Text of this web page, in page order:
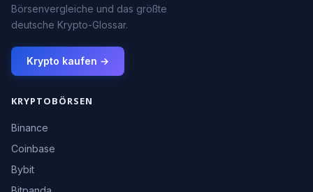
Börsenvergleiche und das größte
deutsche Krypto-Glossar.
Krypto kaufen →
KRYPTOBÖRSEN
Binance
Coinbase
Bybit